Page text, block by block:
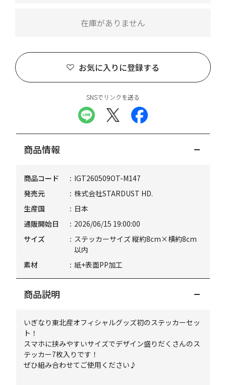
お気に入りに登録する
在庫がありません
SNSでリンクを送る
商品情報
商品コード
IGT260509OT-M147
発売元
株式会社STARDUST HD.
生産国
日本
通販開始日
2026/06/15 19:00:00
サイズ
ステッカーサイズ 縦約8cm×横約8cm
以内
素材
紙+表面PP加工
商品説明
いぎなり東北産オフィシャルグッズ初のステッカーセッ
ト！
スマホに挟みやすいサイズでデザイン盛りだくさんのス
テッカー7枚入りです！
ぜひ組み合わせてご使用ください♪